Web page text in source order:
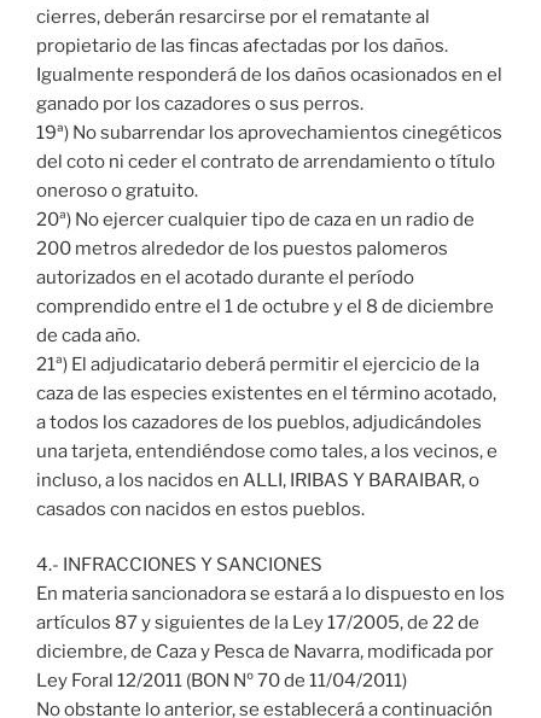
cierres, deberán resarcirse por el rematante al
propietario de las fincas afectadas por los daños.
Igualmente responderá de los daños ocasionados en el
ganado por los cazadores o sus perros.
19ª) No subarrendar los aprovechamientos cinegéticos
del coto ni ceder el contrato de arrendamiento o título
oneroso o gratuito.
20ª) No ejercer cualquier tipo de caza en un radio de
200 metros alrededor de los puestos palomeros
autorizados en el acotado durante el período
comprendido entre el 1 de octubre y el 8 de diciembre
de cada año.
21ª) El adjudicatario deberá permitir el ejercicio de la
caza de las especies existentes en el término acotado,
a todos los cazadores de los pueblos, adjudicándoles
una tarjeta, entendiéndose como tales, a los vecinos, e
incluso, a los nacidos en ALLI, IRIBAS Y BARAIBAR, o
casados con nacidos en estos pueblos.
4.- INFRACCIONES Y SANCIONES
En materia sancionadora se estará a lo dispuesto en los
artículos 87 y siguientes de la Ley 17/2005, de 22 de
diciembre, de Caza y Pesca de Navarra, modificada por
Ley Foral 12/2011 (BON Nº 70 de 11/04/2011)
No obstante lo anterior, se establecerá a continuación